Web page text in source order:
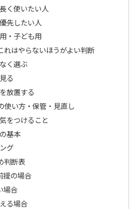
く使いたい人
先したい人
・子ども用
れはやらないほうがよい判断
く選ぶ
る
放置する
使い方・保管・見直し
をつけること
基本
グ
判断表
提の場合
場合
る場合